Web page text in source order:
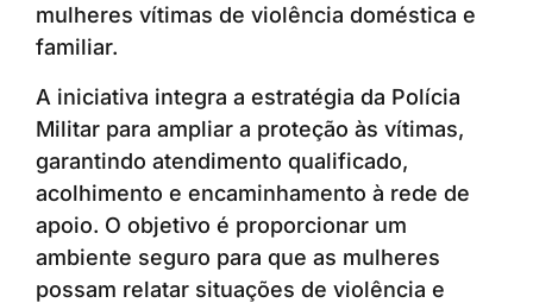
mulheres vítimas de violência doméstica e
familiar.
A iniciativa integra a estratégia da Polícia
Militar para ampliar a proteção às vítimas,
garantindo atendimento qualificado,
acolhimento e encaminhamento à rede de
apoio. O objetivo é proporcionar um
ambiente seguro para que as mulheres
possam relatar situações de violência e